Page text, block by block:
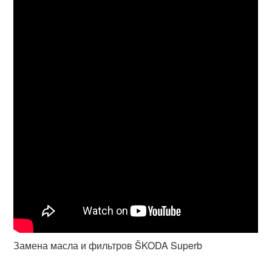
Замена масла и фильтров ŠKODA Superb